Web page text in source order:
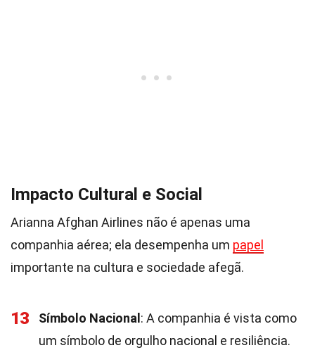
Impacto Cultural e Social
Arianna Afghan Airlines não é apenas uma
companhia aérea; ela desempenha um papel
importante na cultura e sociedade afegã.
13 Símbolo Nacional : A companhia é vista como
um símbolo de orgulho nacional e resiliência.